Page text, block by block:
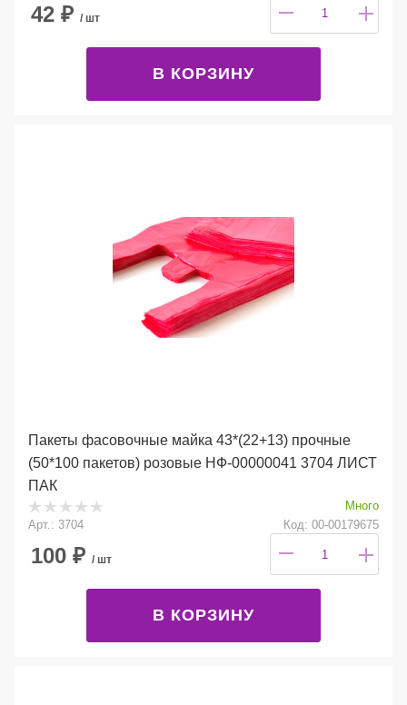
42 ₽ / шт
В КОРЗИНУ
Пакеты фасовочные майка 43*(22+13) прочные
(50*100 пакетов) розовые НФ-00000041 3704 ЛИСТ
ПАК
Много
Арт.: 3704
Код: 00-00179675
100 ₽ / шт
В КОРЗИНУ